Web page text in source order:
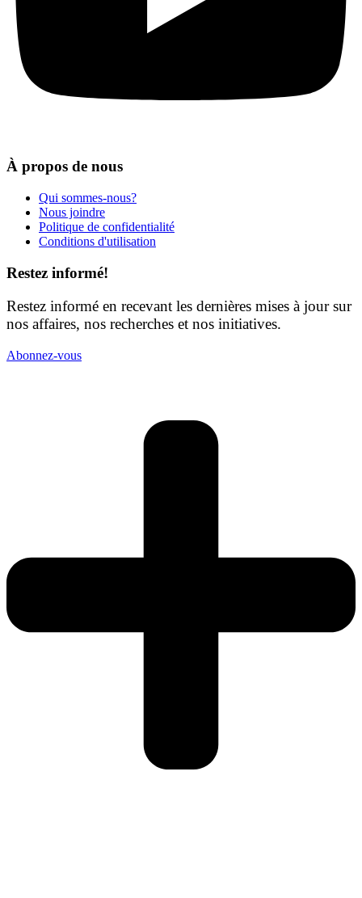
À propos de nous
Qui sommes-nous?
Nous joindre
Politique de confidentialité
Conditions d'utilisation
Restez informé!
Restez informé en recevant les dernières mises à jour sur
nos affaires, nos recherches et nos initiatives.
Abonnez-vous